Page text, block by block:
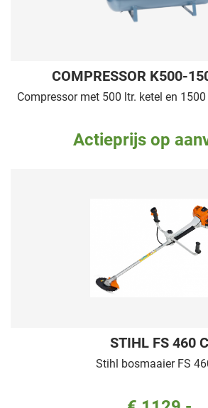
COMPRESSOR K500-
Compressor met 500 ltr. ketel en
Actieprijs op
STIHL FS 460 C
Stihl bosmaaier FS